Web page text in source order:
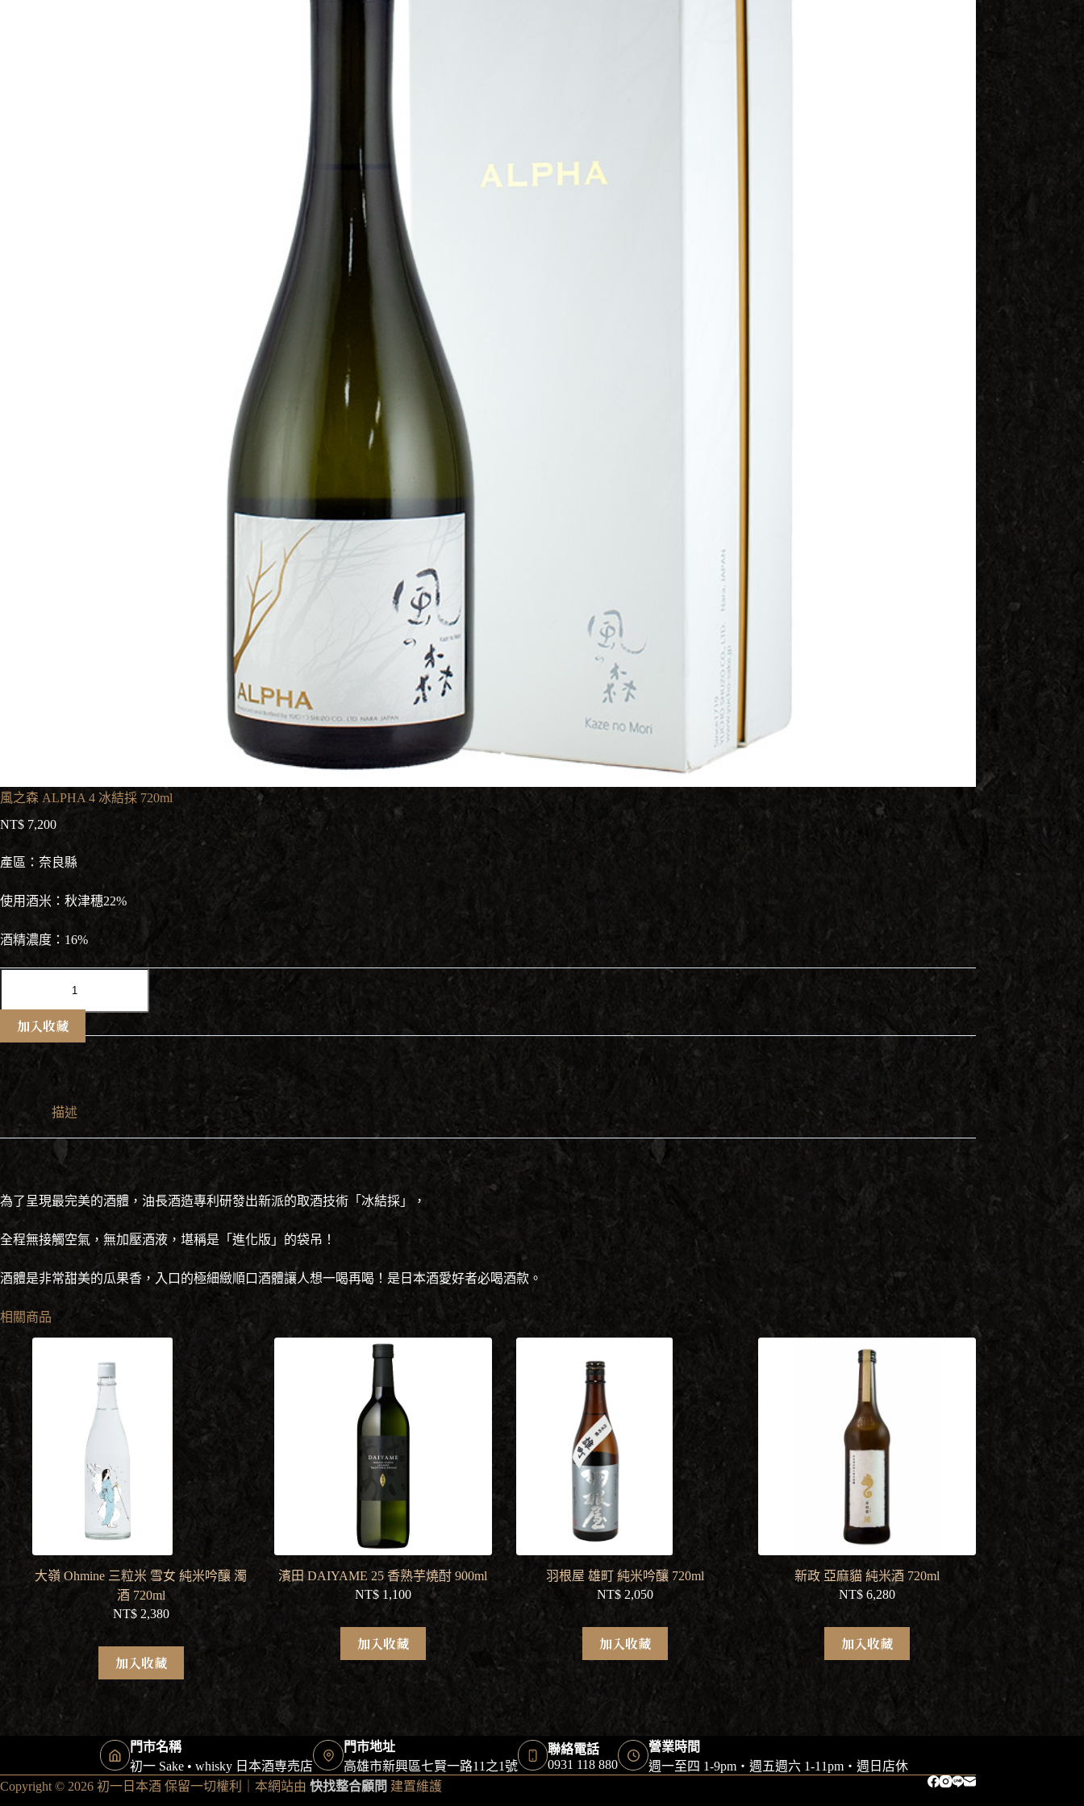
風之森 ALPHA 4 冰結採 720ml
NT$ 7,200
產區：奈良縣
使用酒米：秋津穗22%
酒精濃度：16%
森
ALPHA
量
加入收藏
描述
為了呈現最完美的酒體，油長酒造專利研發出新派的取酒技術「冰結採」，
全程無接觸空氣，無加壓酒液，堪稱是「進化版」的袋吊！
酒體是非常甜美的瓜果香，入口的極細緻順口酒體讓人想一喝再喝！是日本酒愛好者必喝酒款。
相關商品
大嶺 Ohmine 三粒米 雪女 純米吟釀 濁
酒 720ml
NT$2,380
加入收藏
濱田 DAIYAME 25 香熟芋燒酎 900ml
NT$1,100
加入收藏
羽根屋 雄町 純米吟釀 720ml
NT$2,050
加入收藏
新政 亞麻貓 純米酒 720ml
NT$6,280
加入收藏
門市名稱
初一 Sake • whisky 日本酒専売店
門市地址
高雄市新興區七賢一路11之1號
聯絡電話
0931 118 880
營業時間
週一至四 1-9pm・週五週六 1-11pm・週日店休
Copyright © 2026 初一日本酒 保留一切權利｜本網站由 快找整合顧問 建置維護